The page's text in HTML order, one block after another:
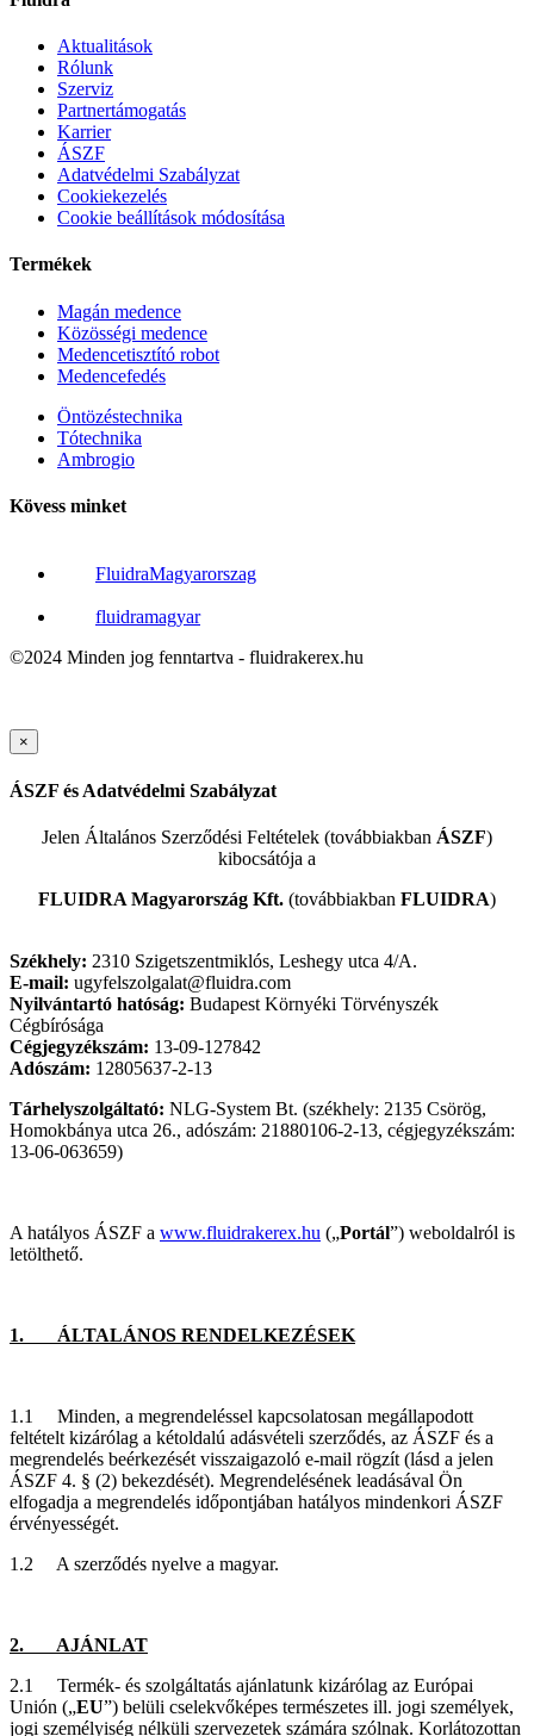
Aktualitások
Rólunk
Szerviz
Partnertámogatás
Karrier
ÁSZF
Adatvédelmi Szabályzat
Cookiekezelés
Cookie beállítások módosítása
Termékek
Magán medence
Közösségi medence
Medencetisztító robot
Medencefedés
Öntözéstechnika
Tótechnika
Ambrogio
Kövess minket
FluidraMagyarorszag
fluidramagyar
©2024 Minden jog fenntartva - fluidrakerex.hu
×
ÁSZF és Adatvédelmi Szabályzat
Jelen Általános Szerződési Feltételek (továbbiakban ÁSZF)
kibocsátója a
FLUIDRA Magyarország Kft. (továbbiakban FLUIDRA)
Székhely: 2310 Szigetszentmiklós, Leshegy utca 4/A.
E-mail: ugyfelszolgalat@fluidra.com
Nyilvántartó hatóság: Budapest Környéki Törvényszék
Cégbírósága
Cégjegyzékszám: 13-09-127842
Adószám: 12805637-2-13
Tárhelyszolgáltató: NLG-System Bt. (székhely: 2135 Csörög,
Homokbánya utca 26., adószám: 21880106-2-13, cégjegyzékszám:
13-06-063659)
A hatályos ÁSZF a www.fluidrakerex.hu („Portál”) weboldalról is
letölthető.
1. ÁLTALÁNOS RENDELKEZÉSEK
1.1 Minden, a megrendeléssel kapcsolatosan megállapodott
feltételt kizárólag a kétoldalú adásvételi szerződés, az ÁSZF és a
megrendelés beérkezését visszaigazoló e-mail rögzít (lásd a jelen
ÁSZF 4. § (2) bekezdését). Megrendelésének leadásával Ön
elfogadja a megrendelés időpontjában hatályos mindenkori ÁSZF
érvényességét.
1.2 A szerződés nyelve a magyar.
2. AJÁNLAT
2.1 Termék- és szolgáltatás ajánlatunk kizárólag az Európai
Unión („EU”) belüli cselekvőképes természetes ill. jogi személyek,
jogi személyiség nélküli szervezetek számára szólnak. Korlátozottan